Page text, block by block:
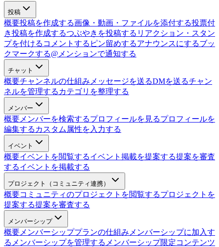
投稿
概要投稿を作成する画像・動画・ファイルを添付する投票付
き投稿を作成するつぶやきを投稿する リアクション・スタン
プを付ける コメントする ピン留めするアナウンスにするブッ
クマークする@メンションで通知する
チャット
概要チャンネルの仕組み メッセージを送るDMを送るチャン
ネルを管理する カテゴリを整理する
メンバー
概要 メンバーを検索するプロフィールを見るプロフィールを
編集する カスタム属性を入力する
イベント
概要イベントを閲覧するイベント掲載を提案する提案を審査
するイベントを掲載する
プロジェクト（コミュニティ連携）
概要コミュニティのプロジェクトを閲覧するプロジェクトを
提案する提案を審査する
メンバーシップ
概要 メンバーシッププランの仕組み メンバーシップに加入す
る メンバーシップを管理する メンバーシップ限定コンテンツ